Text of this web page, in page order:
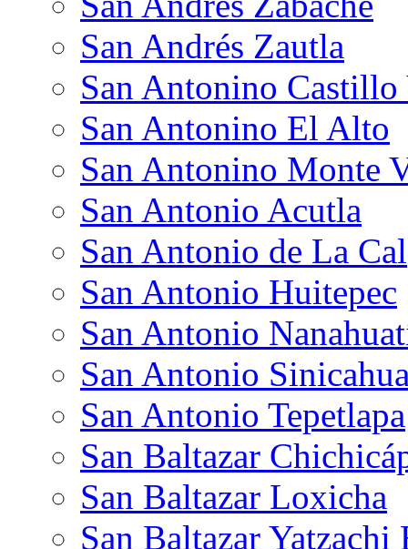
San Andrés Zautla
San Antonino Castillo
San Antonino El Alto
San Antonino Monte
San Antonio Acutla
San Antonio de La Cal
San Antonio Huitepec
San Antonio
San Antonio
San Antonio Tepetlapa
San Baltazar
San Baltazar Loxicha
San Baltazar Yatzachi